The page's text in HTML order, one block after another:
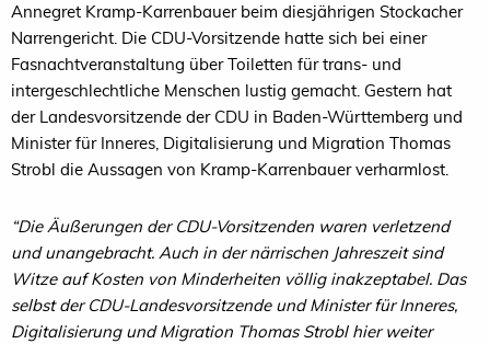
Annegret Kramp-Karrenbauer beim diesjährigen Stockacher
Narrengericht. Die CDU-Vorsitzende hatte sich bei einer
Fasnachtveranstaltung über Toiletten für trans- und
intergeschlechtliche Menschen lustig gemacht. Gestern hat
der Landesvorsitzende der CDU in Baden-Württemberg und
Minister für Inneres, Digitalisierung und Migration Thomas
Strobl die Aussagen von Kramp-Karrenbauer verharmlost.
“Die Äußerungen der CDU-Vorsitzenden waren verletzend
und unangebracht. Auch in der närrischen Jahreszeit sind
Witze auf Kosten von Minderheiten völlig inakzeptabel. Das
selbst der CDU-Landesvorsitzende und Minister für Inneres,
Digitalisierung und Migration Thomas Strobl hier weiter